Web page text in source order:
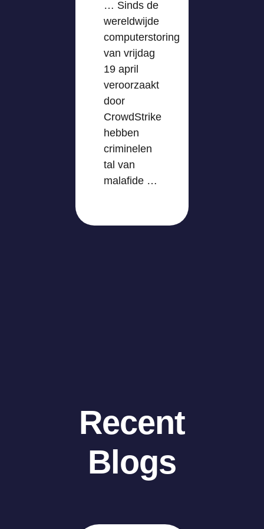
… Sinds de
wereldwijde
computerstoring
van vrijdag
19 april
veroorzaakt
door
CrowdStrike
hebben
criminelen
tal van
malafide …
Recent
Blogs